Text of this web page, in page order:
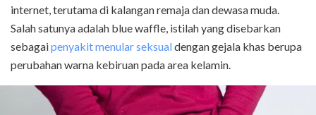
internet, terutama di kalangan remaja dan dewasa muda.
Salah satunya adalah blue waffle, istilah yang disebarkan
sebagaipenyakit menular seksualdengan gejala khas berupa
perubahan warna kebiruan pada area kelamin.